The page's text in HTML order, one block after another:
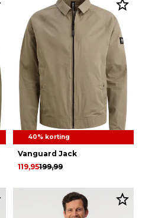
40% korting
Vanguard Jack
199,99
119,95